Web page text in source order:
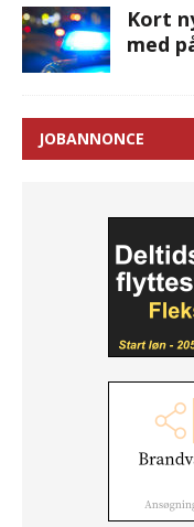
Kort
med
JOBANNONCE